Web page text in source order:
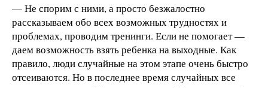
— Не спорим с ними, а просто безжалостно
рассказываем обо всех возможных трудностях и
проблемах, проводим тренинги. Если не помогает —
даем возможность взять ребенка на выходные. Как
правило, люди случайные на этом этапе очень быстро
отсеиваются. Но в последнее время случайных все